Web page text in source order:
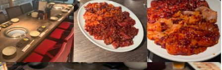
勤務地
東京都港区六本木3-10-4 六本木パークビル　2Ｆ
連絡先
036-804-1529